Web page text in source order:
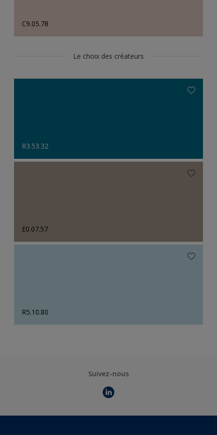
C9.05.78
Le choix des créateurs
R3.53.32
E0.07.57
R5.10.80
Suivez-nous